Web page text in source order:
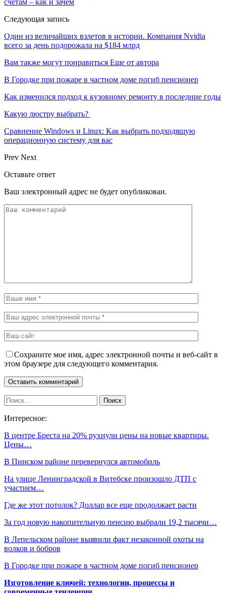
Следующая запись
Один из величайших взлетов в истории. Компания Nvidia
всего за день подорожала на $184 млрд
Вам также могут понравиться Еще от автора
В Городке при пожаре в частном доме погиб пенсионер
Как изменился подход к кузовному ремонту в последние годы
Какую люстру выбрать?
Сравнение Windows и Linux: Как выбрать подходящую
операционную систему для вас
Prev Next
Оставьте ответ
Ваш электронный адрес не будет опубликован.
Сохраните мое имя, адрес электронной почты и веб-сайт в
этом браузере для следующего комментария.
Интересное:
В центре Бреста на 20% рухнули цены на новые квартиры.
Цены…
В Пинском районе перевернулся автомобиль
На улице Ленинградской в Витебске произошло ДТП с
участием…
Где же этот потолок? Доллар все еще продолжает расти
За год новую накопительную пенсию выбрали 19,2 тысячи…
В Лепельском районе выявили факт незаконной охоты на
волков и бобров
В Городке при пожаре в частном доме погиб пенсионер
Изготовление ключей: технологии, процессы и